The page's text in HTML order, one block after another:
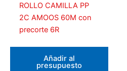
ROLLO CAMILLA PP
2C AMOOS 60M con
precorte 6R
Añadir al
presupuesto